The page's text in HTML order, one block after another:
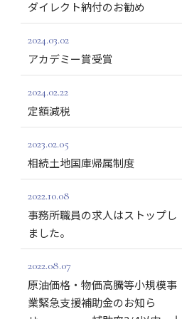
ダイレクト納付のお勧め
2024.03.02
アカデミー賞受賞
2024.02.22
定額減税
2023.02.05
相続土地国庫帰属制度
2022.10.08
事務所職員の求人はストップし
ました。
2022.08.07
原油価格・物価高騰等小規模事
業緊急支援補助金のお知ら